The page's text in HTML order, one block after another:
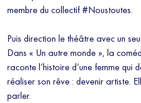
membre du collectif #Noustoutes.
Puis direction le théâtre avec un
Dans « Un autre monde », la
raconte l’histoire d’une femme qui
réaliser son rêve : devenir artiste.
parler.